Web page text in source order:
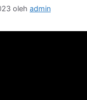
oleh admin